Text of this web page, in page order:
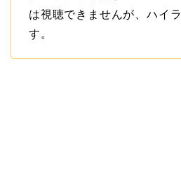
は視聴できませんが、ハイ
す。